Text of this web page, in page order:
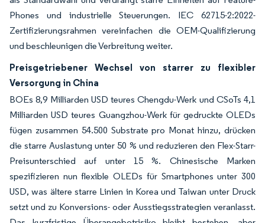
Phones und industrielle Steuerungen. IEC 62715-2:2022-
Zertifizierungsrahmen vereinfachen die OEM-Qualifizierung
und beschleunigen die Verbreitung weiter.
Preisgetriebener Wechsel von starrer zu flexibler
Versorgung in China
BOEs 8,9 Milliarden USD teures Chengdu-Werk und CSoTs 4,1
Milliarden USD teures Guangzhou-Werk für gedruckte OLEDs
fügen zusammen 54.500 Substrate pro Monat hinzu, drücken
die starre Auslastung unter 50 % und reduzieren den Flex-Starr-
Preisunterschied auf unter 15 %. Chinesische Marken
spezifizieren nun flexible OLEDs für Smartphones unter 300
USD, was ältere starre Linien in Korea und Taiwan unter Druck
setzt und zu Konversions- oder Ausstiegsstrategien veranlasst.